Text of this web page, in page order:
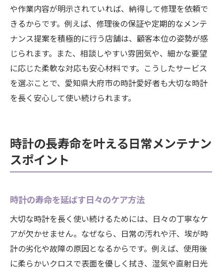
や作業内容が明示されていれば、納得して修理を依頼で
きるからです。例えば、修理後の保証や定期的なメンテ
ナンス提案を積極的に行う店舗は、顧客本位の姿勢が感
じられます。また、相談しやすい雰囲気や、細かな要望
に応じた柔軟な対応も安心材料です。こうしたサービス
を選ぶことで、愛知県大府市の時計愛好者も大切な時計
を長く安心して使い続けられます。
時計の長寿命を叶える日常メンテナン
スポイント
時計の寿命を延ばす日々のケア方法
大切な時計を長く使い続けるためには、日々の丁寧なケ
アが欠かせません。なぜなら、日常の汚れや汗、埃が時
計の劣化や故障の原因となるからです。例えば、使用後
に柔らかいクロスで表面を優しく拭き、湿気や直射日光